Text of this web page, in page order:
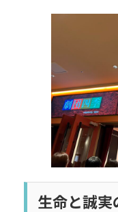
生命と誠実